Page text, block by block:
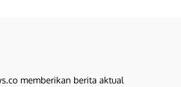
memberikan berita aktual